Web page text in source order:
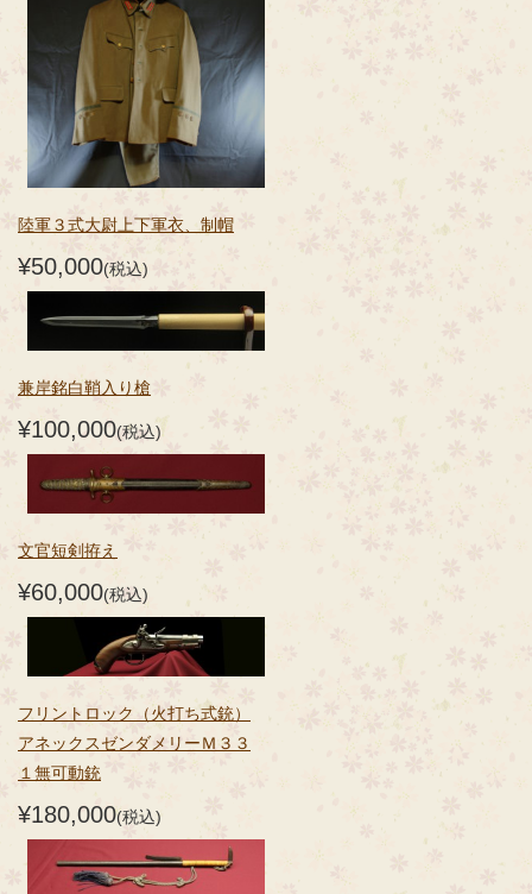
陸軍３式大尉上下軍衣、制帽
¥50,000(税込)
兼岸銘白鞘入り槍
¥100,000(税込)
文官短剣拵え
¥60,000(税込)
フリントロック（火打ち式銃）
アネックスゼンダメリーＭ３３
１無可動銃
¥180,000(税込)